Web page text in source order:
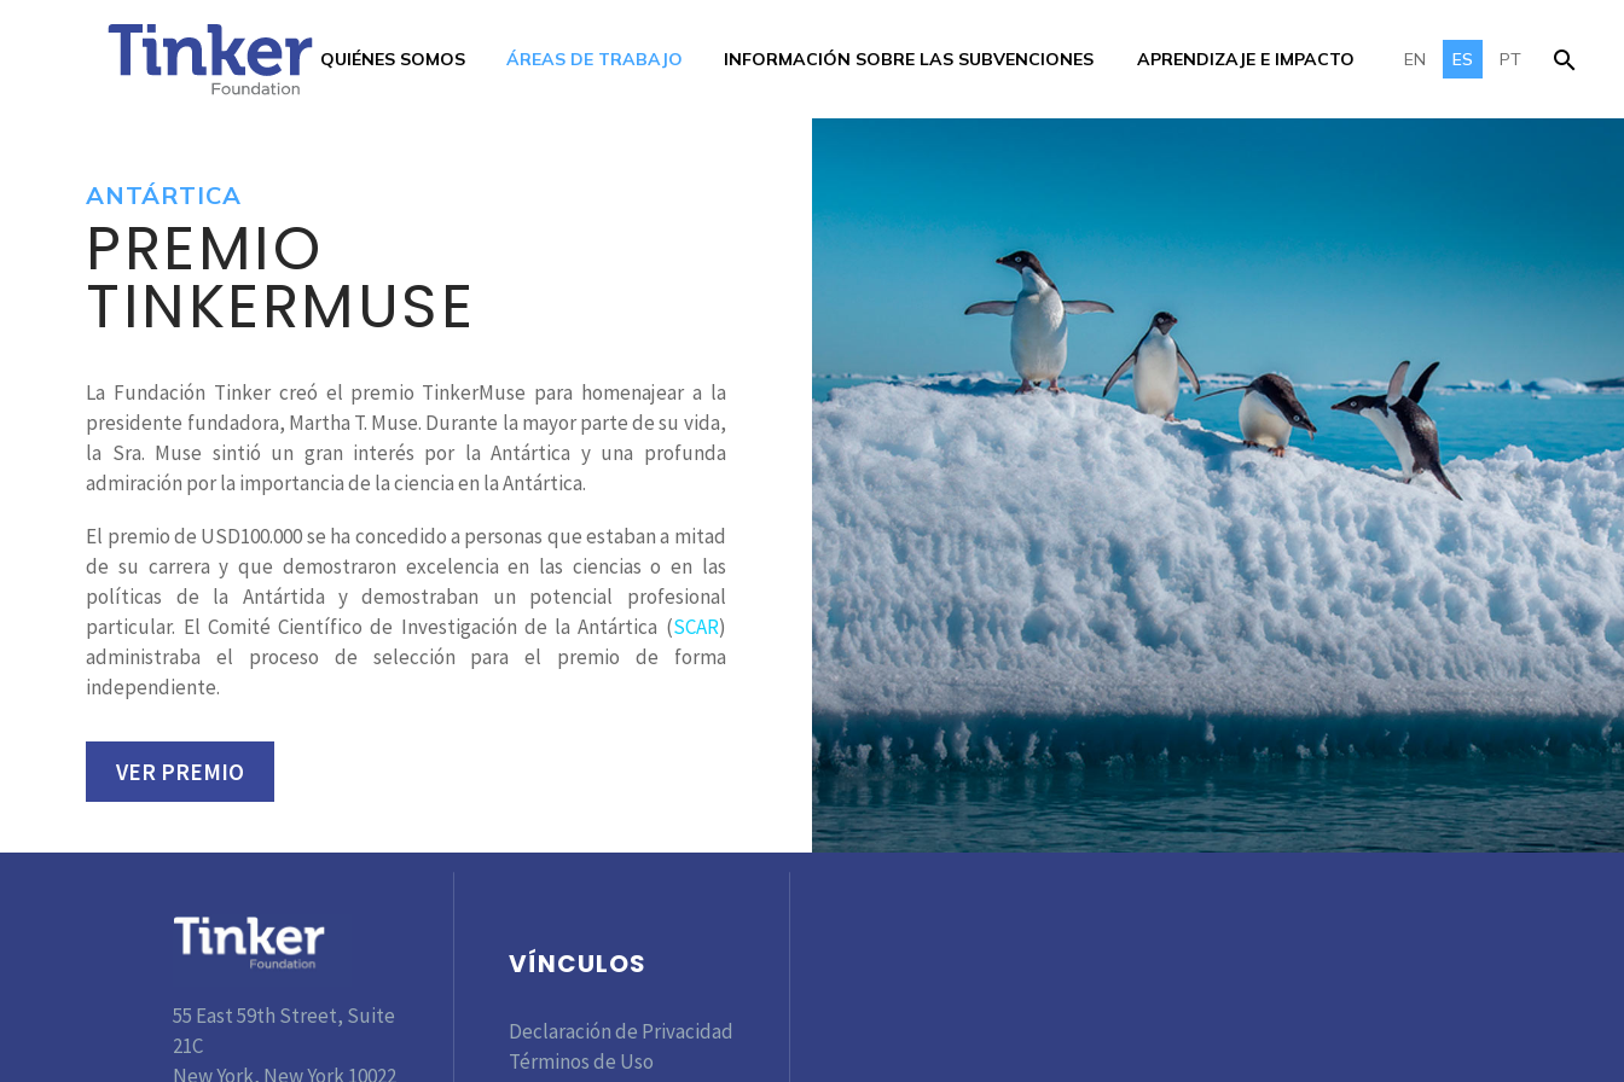
QUIÉNES SOMOS ÁREAS DE TRABAJO INFORMACIÓN SOBRE LAS SUBVENCIONES APRENDIZAJE E IMPACTO EN ES PT
ANTÁRTICA
PREMIO
TINKERMUSE
La Fundación Tinker creó el premio TinkerMuse para homenajear a la
presidente fundadora, Martha T. Muse. Durante la mayor parte de su vida,
la Sra. Muse sintió un gran interés por la Antártica y una profunda
admiración por la importancia de la ciencia en la Antártica.
El premio de USD100.000 se ha concedido a personas que estaban a mitad
de su carrera y que demostraron excelencia en las ciencias o en las
políticas de la Antártida y demostraban un potencial profesional
particular. El Comité Científico de Investigación de la Antártica (SCAR)
administraba el proceso de selección para el premio de forma
independiente.
VER PREMIO
55 East 59th Street, Suite
21C
New York, New York 10022
VÍNCULOS
Declaración de Privacidad
Términos de Uso